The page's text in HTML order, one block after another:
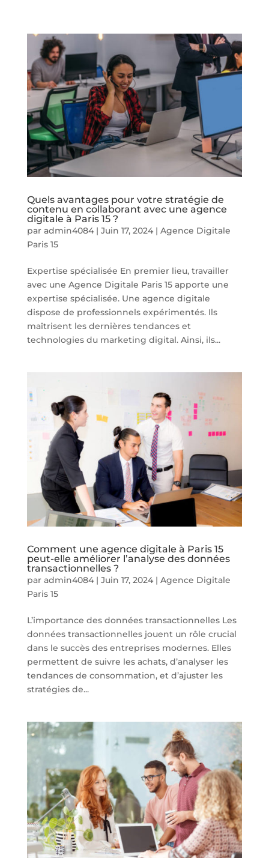
Quels avantages pour votre stratégie de
contenu en collaborant avec une agence
digitale à Paris 15 ?
par admin4084| Juin 17, 2024| Agence Digitale
Paris 15
Expertise spécialisée En premier lieu, travailler
avec une Agence Digitale Paris 15 apporte une
expertise spécialisée. Une agence digitale
dispose de professionnels expérimentés. Ils
maîtrisent les dernières tendances et
technologies du marketing digital. Ainsi, ils...
Comment une agence digitale à Paris 15
peut-elle améliorer l’analyse des données
transactionnelles ?
par admin4084| Juin 17, 2024| Agence Digitale
Paris 15
L’importance des données transactionnelles Les
données transactionnelles jouent un rôle crucial
dans le succès des entreprises modernes. Elles
permettent de suivre les achats, d’analyser les
tendances de consommation, et d’ajuster les
stratégies de...